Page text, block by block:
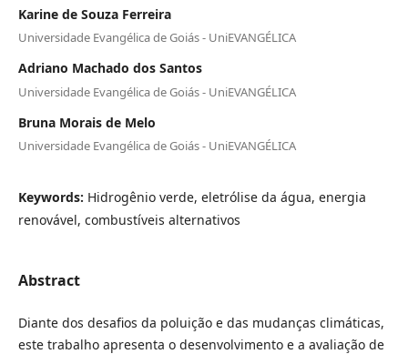
Karine de Souza Ferreira
Universidade Evangélica de Goiás - UniEVANGÉLICA
Adriano Machado dos Santos
Universidade Evangélica de Goiás - UniEVANGÉLICA
Bruna Morais de Melo
Universidade Evangélica de Goiás - UniEVANGÉLICA
Keywords: Hidrogênio verde, eletrólise da água, energia
renovável, combustíveis alternativos
Abstract
Diante dos desafios da poluição e das mudanças climáticas,
este trabalho apresenta o desenvolvimento e a avaliação de